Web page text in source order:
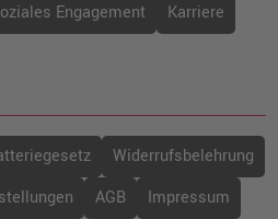
Engagement
Karriere
Widerrufsbelehrung
AGB Impressum